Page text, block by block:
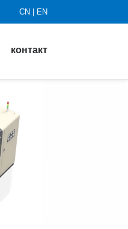
CN EN
контакт